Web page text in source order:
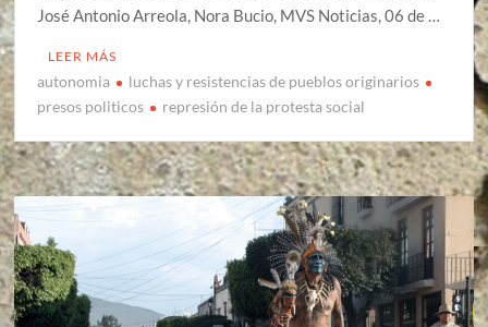
José Antonio Arreola, Nora Bucio, MVS Noticias, 06 de …
LEER MÁS
autonomia
luchas y resistencias de pueblos originarios
presos politicos
represión de la protesta social